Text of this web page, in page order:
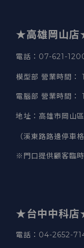
★高雄岡山
電話：07-621-
模型部 營業時間 ：
電腦部 營業時間 ：
地址 ： 高雄市岡山
（溪東路路邊停車格
※門口提供顧客臨時
★台中中科
電話 ：04-2652-